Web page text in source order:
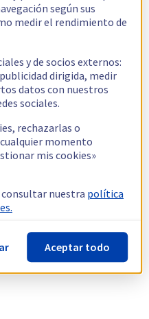
según sus
medir el rendimiento de
y de socios externos:
dirigida, medir
datos con nuestros
sociales.
rechazarlas o
momento
mis cookies»
nuestra política
Aceptar todo